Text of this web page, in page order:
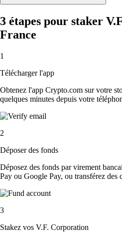
3 étapes pour staker
France
1
Télécharger l'app
Obtenez l'app Crypto.com sur votre
quelques minutes depuis votre
2
Déposer des fonds
Déposez des fonds par virement
Pay ou Google Pay, ou transférez
3
Stakez vos V.F. Corporation